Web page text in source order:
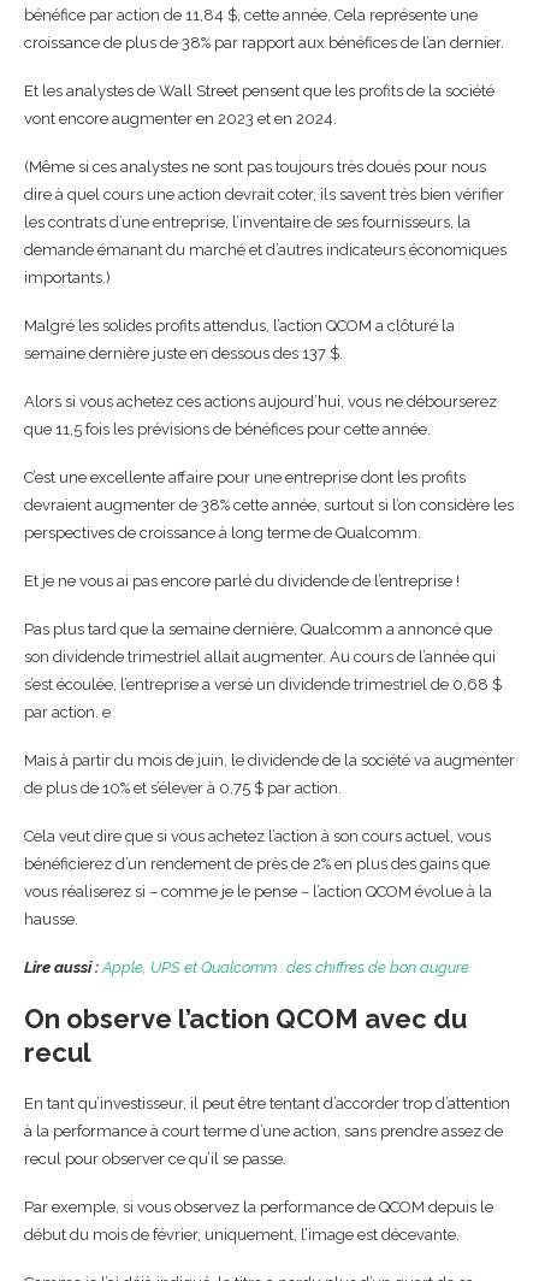
bénéfice par action de 11,84 $, cette année. Cela représente une
croissance de plus de 38% par rapport aux bénéfices de l’an dernier.
Et les analystes de Wall Street pensent que les profits de la société
vont encore augmenter en 2023 et en 2024.
(Même si ces analystes ne sont pas toujours très doués pour nous
dire à quel cours une action devrait coter, ils savent très bien vérifier
les contrats d’une entreprise, l’inventaire de ses fournisseurs, la
demande émanant du marché et d’autres indicateurs économiques
importants.)
Malgré les solides profits attendus, l’action QCOM a clôturé la
semaine dernière juste en dessous des 137 $.
Alors si vous achetez ces actions aujourd’hui, vous ne débourserez
que 11,5 fois les prévisions de bénéfices pour cette année.
C’est une excellente affaire pour une entreprise dont les profits
devraient augmenter de 38% cette année, surtout si l’on considère les
perspectives de croissance à long terme de Qualcomm.
Et je ne vous ai pas encore parlé du dividende de l’entreprise !
Pas plus tard que la semaine dernière, Qualcomm a annoncé que
son dividende trimestriel allait augmenter. Au cours de l’année qui
s’est écoulée, l’entreprise a versé un dividende trimestriel de 0,68 $
par action. e
Mais à partir du mois de juin, le dividende de la société va augmenter
de plus de 10% et s’élever à 0,75 $ par action.
Cela veut dire que si vous achetez l’action à son cours actuel, vous
bénéficierez d’un rendement de près de 2% en plus des gains que
vous réaliserez si – comme je le pense – l’action QCOM évolue à la
hausse.
Lire aussi : Apple, UPS et Qualcomm : des chiffres de bon augure
On observe l’action QCOM avec du
recul
En tant qu’investisseur, il peut être tentant d’accorder trop d’attention
à la performance à court terme d’une action, sans prendre assez de
recul pour observer ce qu’il se passe.
Par exemple, si vous observez la performance de QCOM depuis le
début du mois de février, uniquement, l’image est décevante.